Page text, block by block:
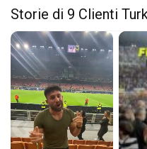
Storie di 9 Clienti